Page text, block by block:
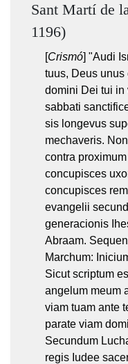
Sant Martí de
1196)
[Crismó] "Audi
tuus, Deus
domini Dei tui in
sabbati
sis longevus
mechaveris.
contra
concupisces
concupisces
evangelii
generacionis
Abraam.
Marchum:
Sicut scriptum
angelum meum
viam tuam ante
parate viam
Secundum
regis Iudee